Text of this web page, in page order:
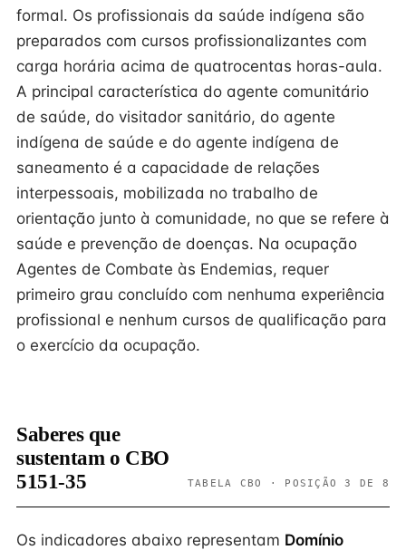
formal. Os profissionais da saúde indígena são
preparados com cursos profissionalizantes com
carga horária acima de quatrocentas horas-aula.
A principal característica do agente comunitário
de saúde, do visitador sanitário, do agente
indígena de saúde e do agente indígena de
saneamento é a capacidade de relações
interpessoais, mobilizada no trabalho de
orientação junto à comunidade, no que se refere à
saúde e prevenção de doenças. Na ocupação
Agentes de Combate às Endemias, requer
primeiro grau concluído com nenhuma experiência
profissional e nenhum cursos de qualificação para
o exercício da ocupação.
Saberes que
sustentam o CBO
5151-35
TABELA CBO · POSIÇÃO 3 DE 8
Os indicadores abaixo representam Domínio